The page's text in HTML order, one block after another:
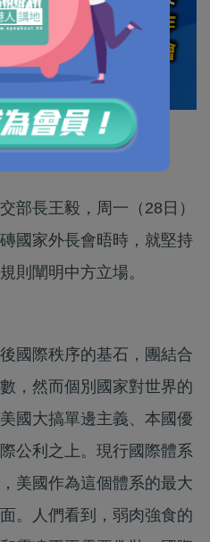
量正在全球展開。//
部長王毅，周一（28日）
國家外長會晤時，就堅持
則闡明中方立場。
國際秩序的基石，團結合
，然而個別國家對世界的
國大搞單邊主義、本國優
公利之上。現行國際體系
美國作為這個體系的最大
。人們看到，弱肉強食的